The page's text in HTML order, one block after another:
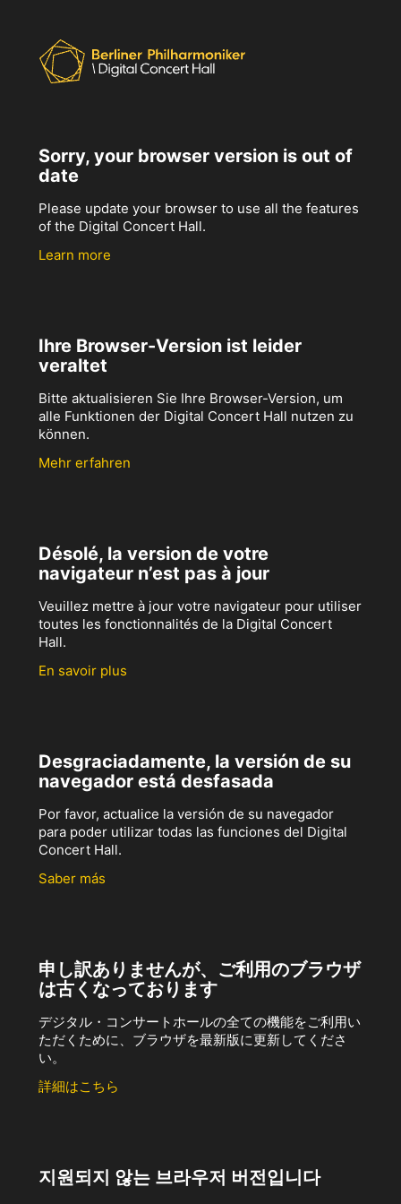
Sorry, your browser version is out of
date
Please update your browser to use all the features
of the Digital Concert Hall.
Learn more
Ihre Browser-Version ist leider
veraltet
Bitte aktualisieren Sie Ihre Browser-Version, um
alle Funktionen der Digital Concert Hall nutzen zu
können.
Mehr erfahren
Désolé, la version de votre
navigateur n’est pas à jour
Veuillez mettre à jour votre navigateur pour utiliser
toutes les fonctionnalités de la Digital Concert
Hall.
En savoir plus
Desgraciadamente, la versión de su
navegador está desfasada
Por favor, actualice la versión de su navegador
para poder utilizar todas las funciones del Digital
Concert Hall.
Saber más
申し訳ありませんが、ご利用のブラウザ
は古くなっております
デジタル・コンサートホールの全ての機能をご利用い
ただくために、ブラウザを最新版に更新してくださ
い。
詳細はこちら
지원되지 않는 브라우저 버전입니다